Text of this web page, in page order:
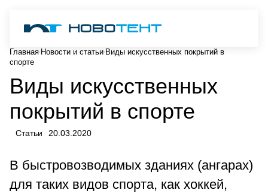
Главная Новости и статьи Виды искусственных покрытий в
спорте
Виды искусственных
покрытий в спорте
Статьи 20.03.2020
В быстровозводимых зданиях (ангарах)
для таких видов спорта, как хоккей,